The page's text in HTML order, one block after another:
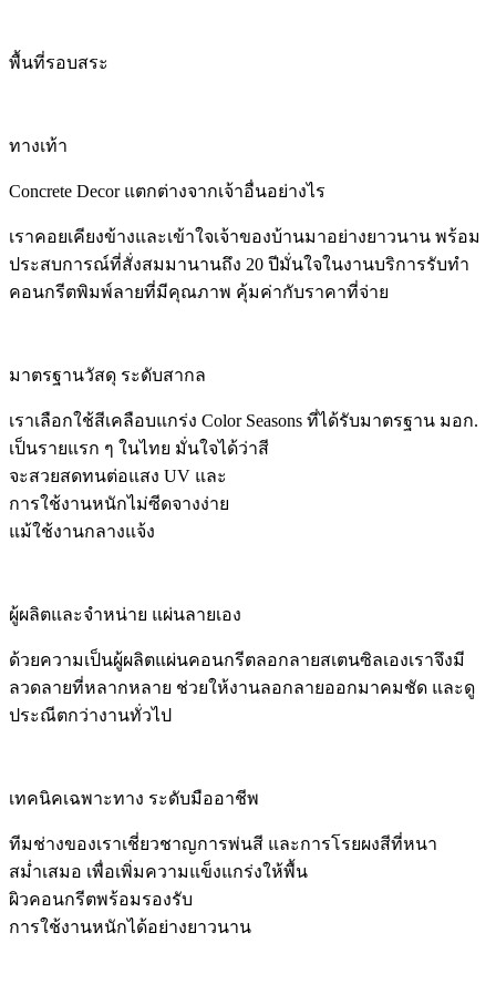
พื้นที่รอบสระ
ทางเท้า
Concrete Decor แตกต่างจากเจ้าอื่นอย่างไร
เราคอยเคียงข้างและเข้าใจเจ้าของบ้านมาอย่างยาวนาน พร้อม
ประสบการณ์ที่สั่งสมมานานถึง 20 ปีมั่นใจในงานบริการรับทํา
คอนกรีตพิมพ์ลายที่มีคุณภาพ คุ้มค่ากับราคาที่จ่าย
มาตรฐานวัสดุ ระดับสากล
เราเลือกใช้สีเคลือบแกร่ง Color Seasons ที่ได้รับมาตรฐาน มอก.
เป็นรายแรก ๆ ในไทย มั่นใจได้ว่าสี
จะสวยสดทนต่อแสง UV และ
การใช้งานหนักไม่ซีดจางง่าย
แม้ใช้งานกลางแจ้ง
ผู้ผลิตและจำหน่าย แผ่นลายเอง
ด้วยความเป็นผู้ผลิตแผ่นคอนกรีตลอกลายสเตนซิลเองเราจึงมี
ลวดลายที่หลากหลาย ช่วยให้งานลอกลายออกมาคมชัด และดู
ประณีตกว่างานทั่วไป
เทคนิคเฉพาะทาง ระดับมืออาชีพ
ทีมช่างของเราเชี่ยวชาญการพ่นสี และการโรยผงสีที่หนา
สม่ำเสมอ เพื่อเพิ่มความแข็งแกร่งให้พื้น
ผิวคอนกรีตพร้อมรองรับ
การใช้งานหนักได้อย่างยาวนาน